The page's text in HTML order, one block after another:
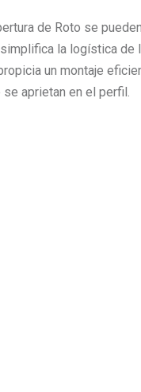
de Roto se
la logística
un montaje
aprietan en el perfil.